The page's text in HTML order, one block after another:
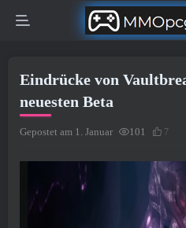
Eindrücke von
neuesten Beta
Gepostet am 1. Januar 101 7